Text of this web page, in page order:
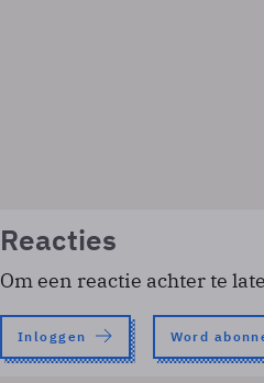
Reacties
Om een reactie achter te
Inloggen Word